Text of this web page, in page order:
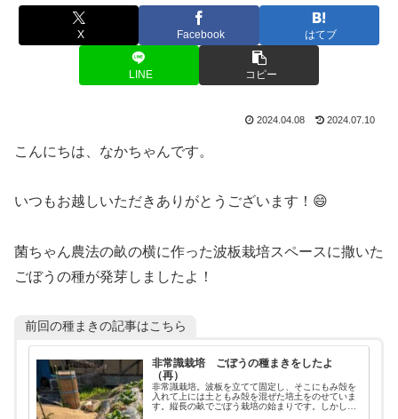
X Facebook はてブ
LINE コピー
2024.04.08 2024.07.10
こんにちは、なかちゃんです。
いつもお越しいただきありがとうございます！😄
菌ちゃん農法の畝の横に作った波板栽培スペースに撒いた
ごぼうの種が発芽しましたよ！
前回の種まきの記事はこちら
非常識栽培 ごぼうの種まきをしたよ
（再）
非常識栽培。波板を立てて固定し、そこにもみ殻を
入れて上には土ともみ殻を混ぜた培土をのせていま
す。縦長の畝でごぼう栽培の始まりです。しかし前